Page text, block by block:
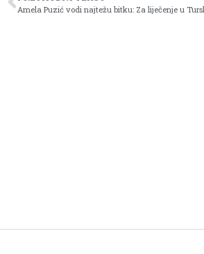
Amela Puzić vodi najtežu bitku: Za liječenje u